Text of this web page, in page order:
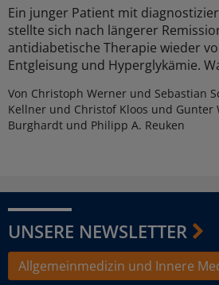
Ein junger Patient mit
stellte sich nach längerer
antidiabetische Therapie wieder
Entgleisung und Hyperglykämie.
Von Christoph Werner und Sebastian
Kellner und Christof Kloos und Gunter
Burghardt und Philipp A. Reuken
UNSERE NEWSLETTER
Allgemeinmedizin und Innere